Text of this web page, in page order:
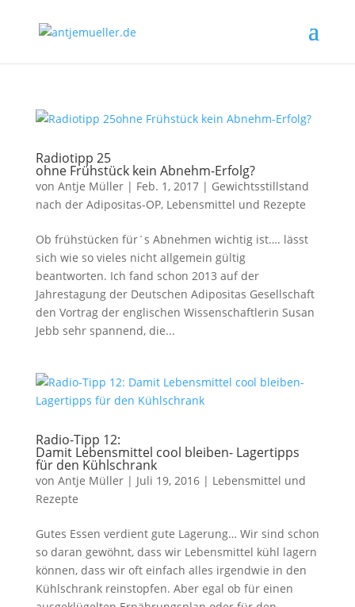
Radiotipp 25
ohne Frühstück kein Abnehm-Erfolg?
von Antje Müller| Feb. 1, 2017| Gewichtsstillstand
nach der Adipositas-OP, Lebensmittel und Rezepte
Ob frühstücken für´s Abnehmen wichtig ist…. lässt
sich wie so vieles nicht allgemein gültig
beantworten. Ich fand schon 2013 auf der
Jahrestagung der Deutschen Adipositas Gesellschaft
den Vortrag der englischen Wissenschaftlerin Susan
Jebb sehr spannend, die...
Radio-Tipp 12:
Damit Lebensmittel cool bleiben- Lagertipps
für den Kühlschrank
von Antje Müller| Juli 19, 2016| Lebensmittel und
Rezepte
Gutes Essen verdient gute Lagerung… Wir sind schon
so daran gewöhnt, dass wir Lebensmittel kühl lagern
können, dass wir oft einfach alles irgendwie in den
Kühlschrank reinstopfen. Aber egal ob für einen